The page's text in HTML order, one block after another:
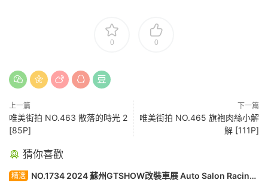
0 0
上一篇
唯美街拍 NO.463 散落的時光 2
[85P]
下一篇
唯美街拍 NO.465 旗袍肉絲小解
解 [111P]
猜你喜歡
精選
NO.1734 2024 蘇州GTSHOW改裝車展 Auto Salon Racing